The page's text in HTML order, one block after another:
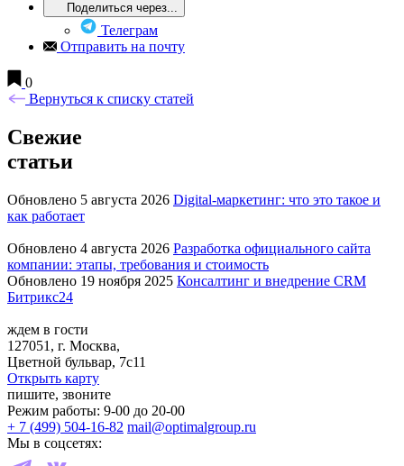
Поделиться через...
Телеграм
Отправить на почту
0
Вернуться к списку статей
Свежие
статьи
Обновлено 5 августа 2026 Digital-маркетинг: что это такое и
как работает
Обновлено 4 августа 2026 Разработка официального сайта
компании: этапы, требования и стоимость
Обновлено 19 ноября 2025 Консалтинг и внедрение CRM
Битрикс24
ждем в гости
127051, г. Москва,
Цветной бульвар, 7с11
Открыть карту
пишите, звоните
Режим работы: 9-00 до 20-00
+ 7 (499) 504-16-82 mail@optimalgroup.ru
Мы в соцсетях: